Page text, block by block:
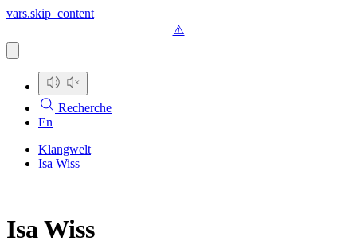
vars.skip_content
Recherche
En
Klangwelt
Isa Wiss
Isa Wiss